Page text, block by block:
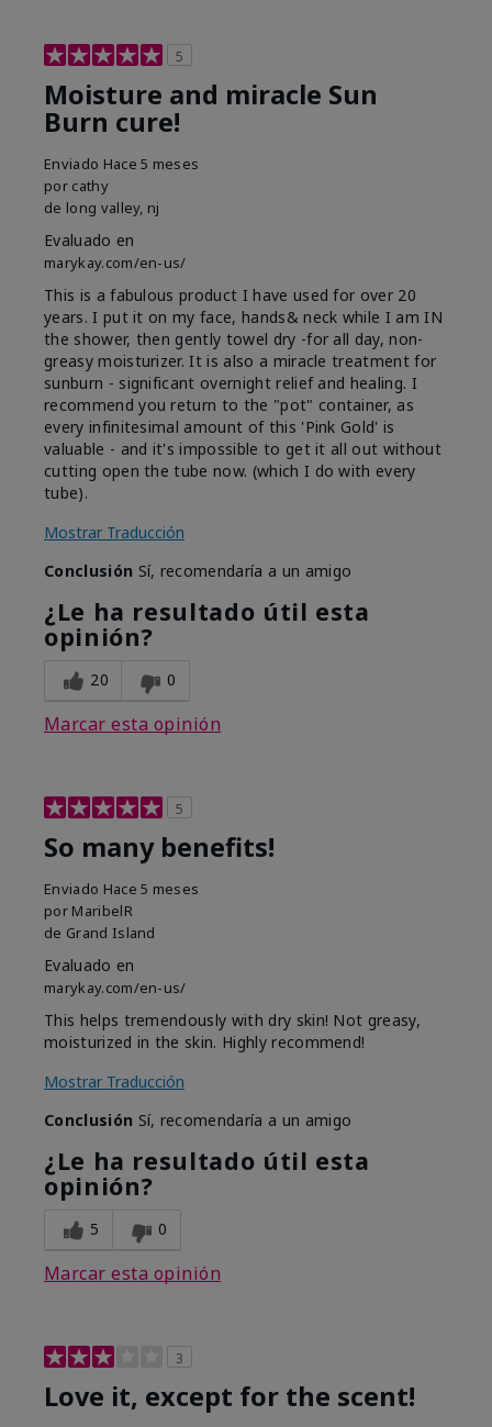
5
Moisture and miracle Sun
Burn cure!
Enviado Hace 5 meses
por cathy
de long valley, nj
Evaluado en
marykay.com/en-us/
This is a fabulous product I have used for over 20
years. I put it on my face, hands& neck while I am IN
the shower, then gently towel dry -for all day, non-
greasy moisturizer. It is also a miracle treatment for
sunburn - significant overnight relief and healing. I
recommend you return to the "pot" container, as
every infinitesimal amount of this 'Pink Gold' is
valuable - and it's impossible to get it all out without
cutting open the tube now. (which I do with every
tube).
Mostrar Traducción
Conclusión Sí, recomendaría a un amigo
¿Le ha resultado útil esta
opinión?
20 0
Marcar esta opinión
5
So many benefits!
Enviado Hace 5 meses
por MaribelR
de Grand Island
Evaluado en
marykay.com/en-us/
This helps tremendously with dry skin! Not greasy,
moisturized in the skin. Highly recommend!
Mostrar Traducción
Conclusión Sí, recomendaría a un amigo
¿Le ha resultado útil esta
opinión?
5 0
Marcar esta opinión
3
Love it, except for the scent!